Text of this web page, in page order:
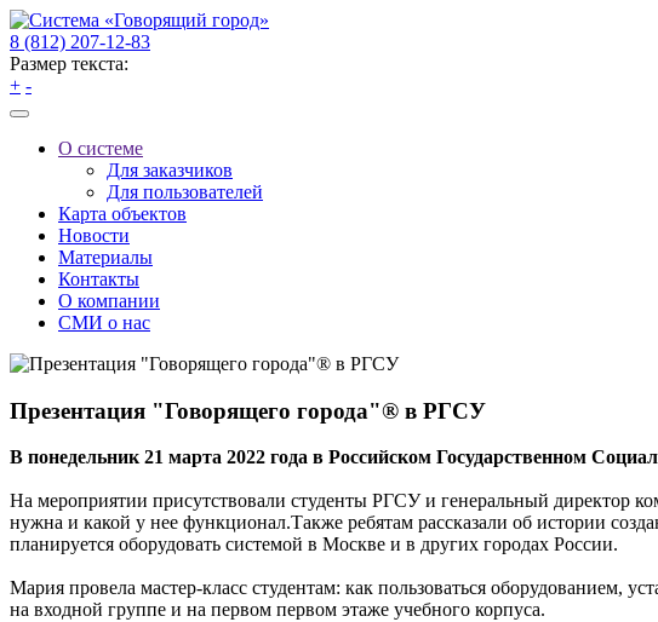
8 (812) 207-12-83
Размер текста:
+ -
О системе
Для заказчиков
Для пользователей
Карта объектов
Новости
Материалы
Контакты
О компании
СМИ о нас
Презентация "Говорящего города"® в РГСУ
В понедельник 21 марта 2022 года в Российском Государственном
На мероприятии присутствовали студенты РГСУ и генеральный директор
нужна и какой у нее функционал.Также ребятам рассказали об истории
планируется оборудовать системой в Москве и в других городах России.
Мария провела мастер-класс студентам: как пользоваться оборудованием,
на входной группе и на первом первом этаже учебного корпуса.